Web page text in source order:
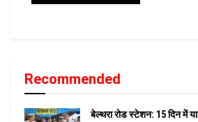
Recommended
बेल्थरा रोड स्टेशन: 15 दिन में